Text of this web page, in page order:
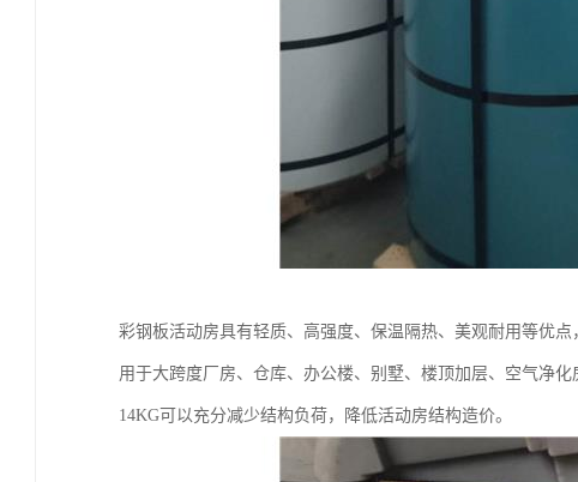
彩钢板活动房具有轻质、高强度、保温隔热、美观耐用等优
用于大跨度厂房、仓库、办公楼、别墅、楼顶加层、空气净
14KG可以充分减少结构负荷，降低活动房结构造价。